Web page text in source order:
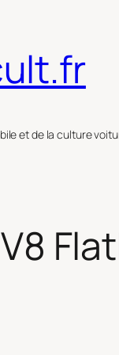
et de la culture
V8